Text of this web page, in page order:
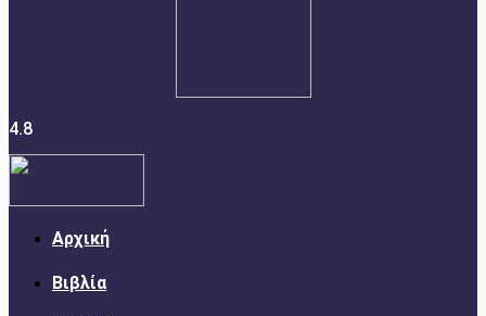
4.8
Αρχική
Βιβλία